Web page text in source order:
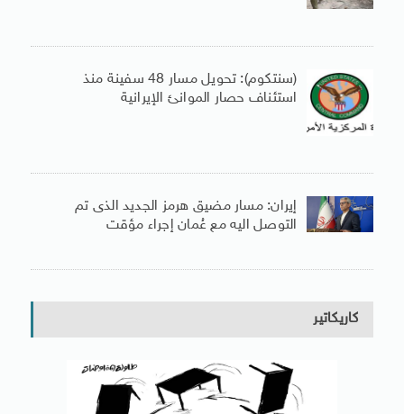
(سنتكوم): تحويل مسار 48 سفينة منذ
استئناف حصار الموانئ الإيرانية
إيران: مسار مضيق هرمز الجديد الذى تم
التوصل اليه مع عُمان إجراء مؤقت
كاريكاتير